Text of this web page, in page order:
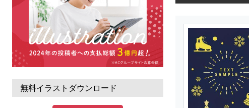
無料イラストダウンロード